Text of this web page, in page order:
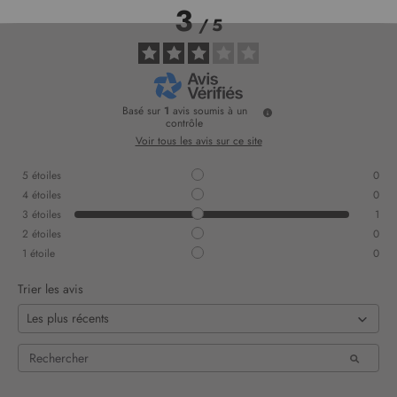
3/5
Basé sur 1 avis soumis à un
contrôle
Voir tous les avis sur ce site
5 étoiles
0
4 étoiles
0
3 étoiles
1
2 étoiles
0
1 étoile 0
Trier les avis